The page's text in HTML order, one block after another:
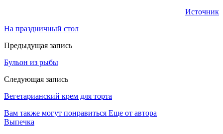
Источник
На праздничный стол
Предыдущая запись
Бульон из рыбы
Следующая запись
Вегетарианский крем для торта
Вам также могут понравиться Еще от автора
Выпечка